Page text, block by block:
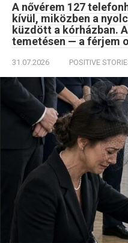
A nővérem 127
kívül, miközben a
küzdött a kórházban.
temetésen — a férjem
31.07.2026 POSITIVE